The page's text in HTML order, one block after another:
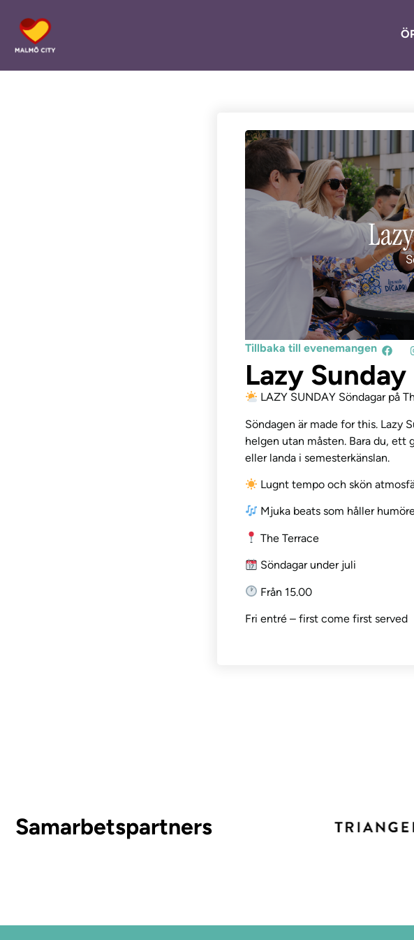
Tillbaka till evenemangen
Lazy Sunday
LAZY SUNDAY Söndagar på
Söndagen är made for this. Lazy
helgen utan måsten. Bara du, ett
eller landa i semesterkänslan.
Lugnt tempo och skön
Mjuka beats som håller
The Terrace
Söndagar under juli
Från 15.00
Fri entré – first come first served
Samarbetspartners